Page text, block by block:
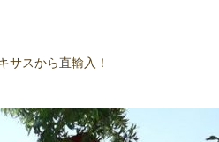
サスから直輸入！